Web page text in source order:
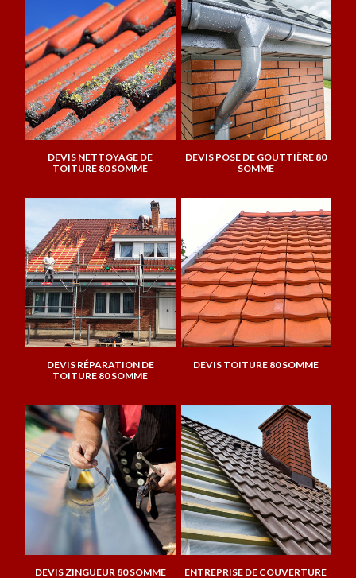
DEVIS NETTOYAGE DE
TOITURE 80 SOMME
DEVIS POSE DE GOUTTIÈRE 80
SOMME
DEVIS RÉPARATION DE
TOITURE 80 SOMME
DEVIS TOITURE 80 SOMME
DEVIS ZINGUEUR 80 SOMME
ENTREPRISE DE COUVERTURE